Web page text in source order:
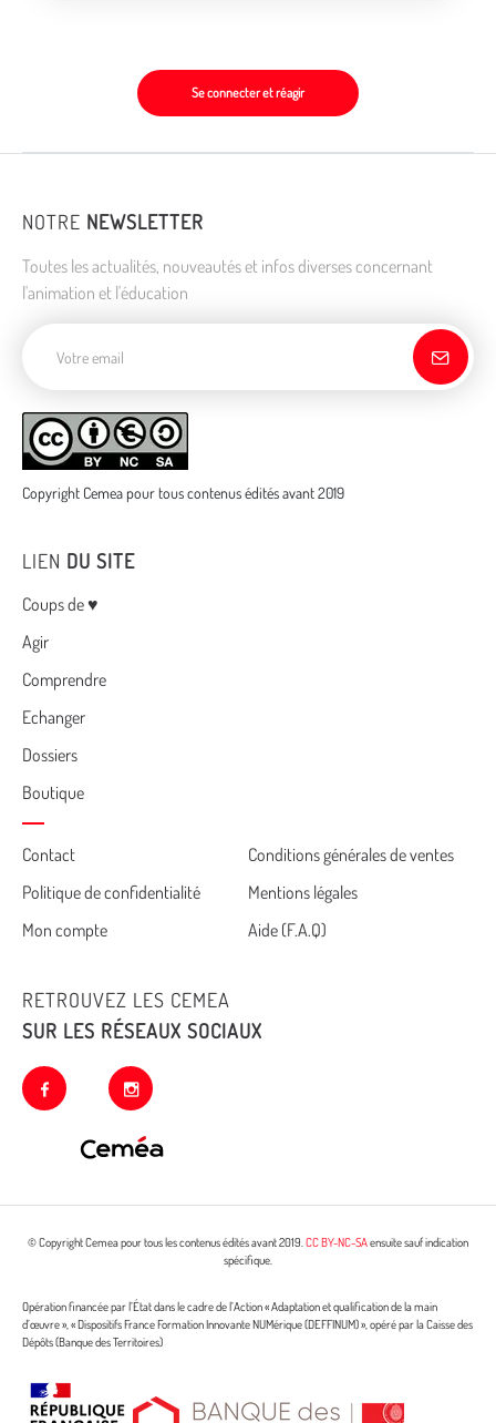
Se connecter et réagir
NOTRE NEWSLETTER
Toutes les actualités, nouveautés et infos diverses concernant
l'animation et l'éducation
Copyright Cemea pour tous contenus édités avant 2019
LIEN DU SITE
Menu
Coups de ♥
Agir
Comprendre
Echanger
Dossiers
Boutique
Cemea
footer
Contact
Conditions générales de ventes
Politique de confidentialité
Mentions légales
Mon compte
Aide (F.A.Q)
RETROUVEZ LES CEMEA
SUR LES RÉSEAUX SOCIAUX
facebook instagram
© Copyright Cemea pour tous les contenus édités avant 2019.CC BY-NC-SAensuite sauf indication
spécifique.
Opération financée par l’État dans le cadre de l’Action « Adaptation et qualification de la main
d’œuvre », « Dispositifs France Formation Innovante NUMérique (DEFFINUM) », opéré par la Caisse des
Dépôts (Banque des Territoires)